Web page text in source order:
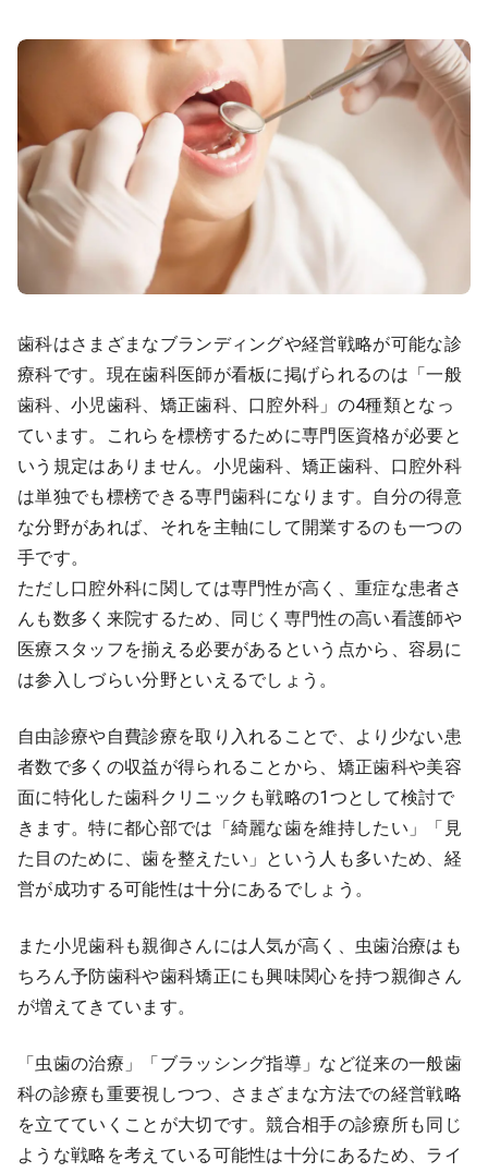
歯科はさまざまなブランディングや経営戦略が可能な診
療科です。現在歯科医師が看板に掲げられるのは「一般
歯科、小児歯科、矯正歯科、口腔外科」の4種類となっ
ています。これらを標榜するために専門医資格が必要と
いう規定はありません。小児歯科、矯正歯科、口腔外科
は単独でも標榜できる専門歯科になります。自分の得意
な分野があれば、それを主軸にして開業するのも一つの
手です。
ただし口腔外科に関しては専門性が高く、重症な患者さ
んも数多く来院するため、同じく専門性の高い看護師や
医療スタッフを揃える必要があるという点から、容易に
は参入しづらい分野といえるでしょう。
自由診療や自費診療を取り入れることで、より少ない患
者数で多くの収益が得られることから、矯正歯科や美容
面に特化した歯科クリニックも戦略の1つとして検討で
きます。特に都心部では「綺麗な歯を維持したい」「見
た目のために、歯を整えたい」という人も多いため、経
営が成功する可能性は十分にあるでしょう。
また小児歯科も親御さんには人気が高く、虫歯治療はも
ちろん予防歯科や歯科矯正にも興味関心を持つ親御さん
が増えてきています。
「虫歯の治療」「ブラッシング指導」など従来の一般歯
科の診療も重要視しつつ、さまざまな方法での経営戦略
を立てていくことが大切です。競合相手の診療所も同じ
ような戦略を考えている可能性は十分にあるため、ライ